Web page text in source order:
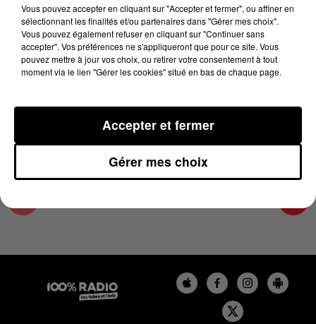
29 avril 2025 - 4 min 14 sec
LES INFOS DU COMMINGES DU 29/04/2025 À
06H59
Podcast infos du Comminges
Vous pouvez accepter en cliquant sur "Accepter et fermer", ou affiner en
sélectionnant les finalités et/ou partenaires dans "Gérer mes choix".
Vous pouvez également refuser en cliquant sur "Continuer sans
accepter". Vos préférences ne s'appliqueront que pour ce site. Vous
pouvez mettre à jour vos choix, ou retirer votre consentement à tout
moment via le lien "Gérer les cookies" situé en bas de chaque page.
Gérer mes choix
Accepter et fermer